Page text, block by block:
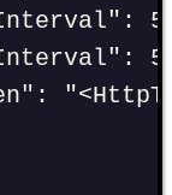
" :
" :
" : "